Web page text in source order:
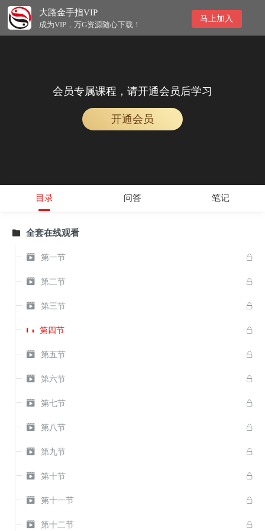
大路金手指VIP
成为VIP，万G资源随心下载！
马上加入
会员专属课程，请开通会员后学习
开通会员
目录 问答 笔记
 全套在线观看

 第一节

 第二节

 第三节

第四节

 第五节

 第六节

 第七节

 第八节

 第九节

 第十节

 第十一节

 第十二节